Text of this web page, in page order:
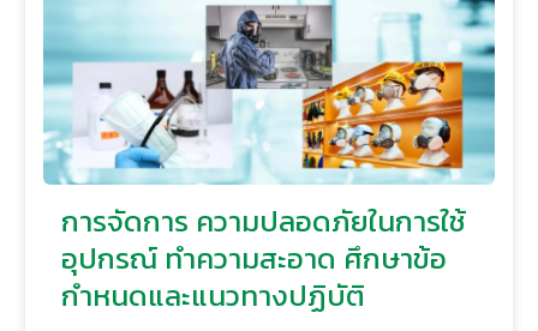
การจัดการ ความปลอดภัยในการใช้
อุปกรณ์ ทำความสะอาด ศึกษาข้อ
กำหนดและแนวทางปฏิบัติ